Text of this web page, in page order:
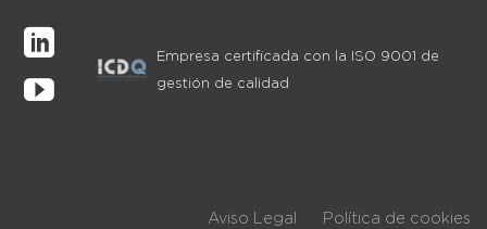
Empresa certificada con la ISO 9001 de
gestión de calidad
Aviso Legal
Política de cookies